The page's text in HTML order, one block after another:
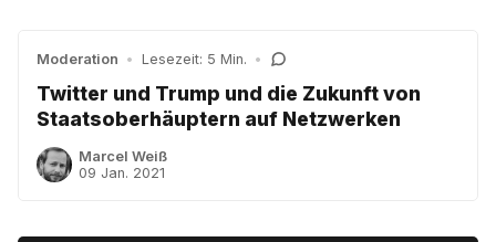
Moderation • Lesezeit: 5 Min. •
Twitter und Trump und die Zukunft von
Staatsoberhäuptern auf Netzwerken
Marcel Weiß
09 Jan. 2021